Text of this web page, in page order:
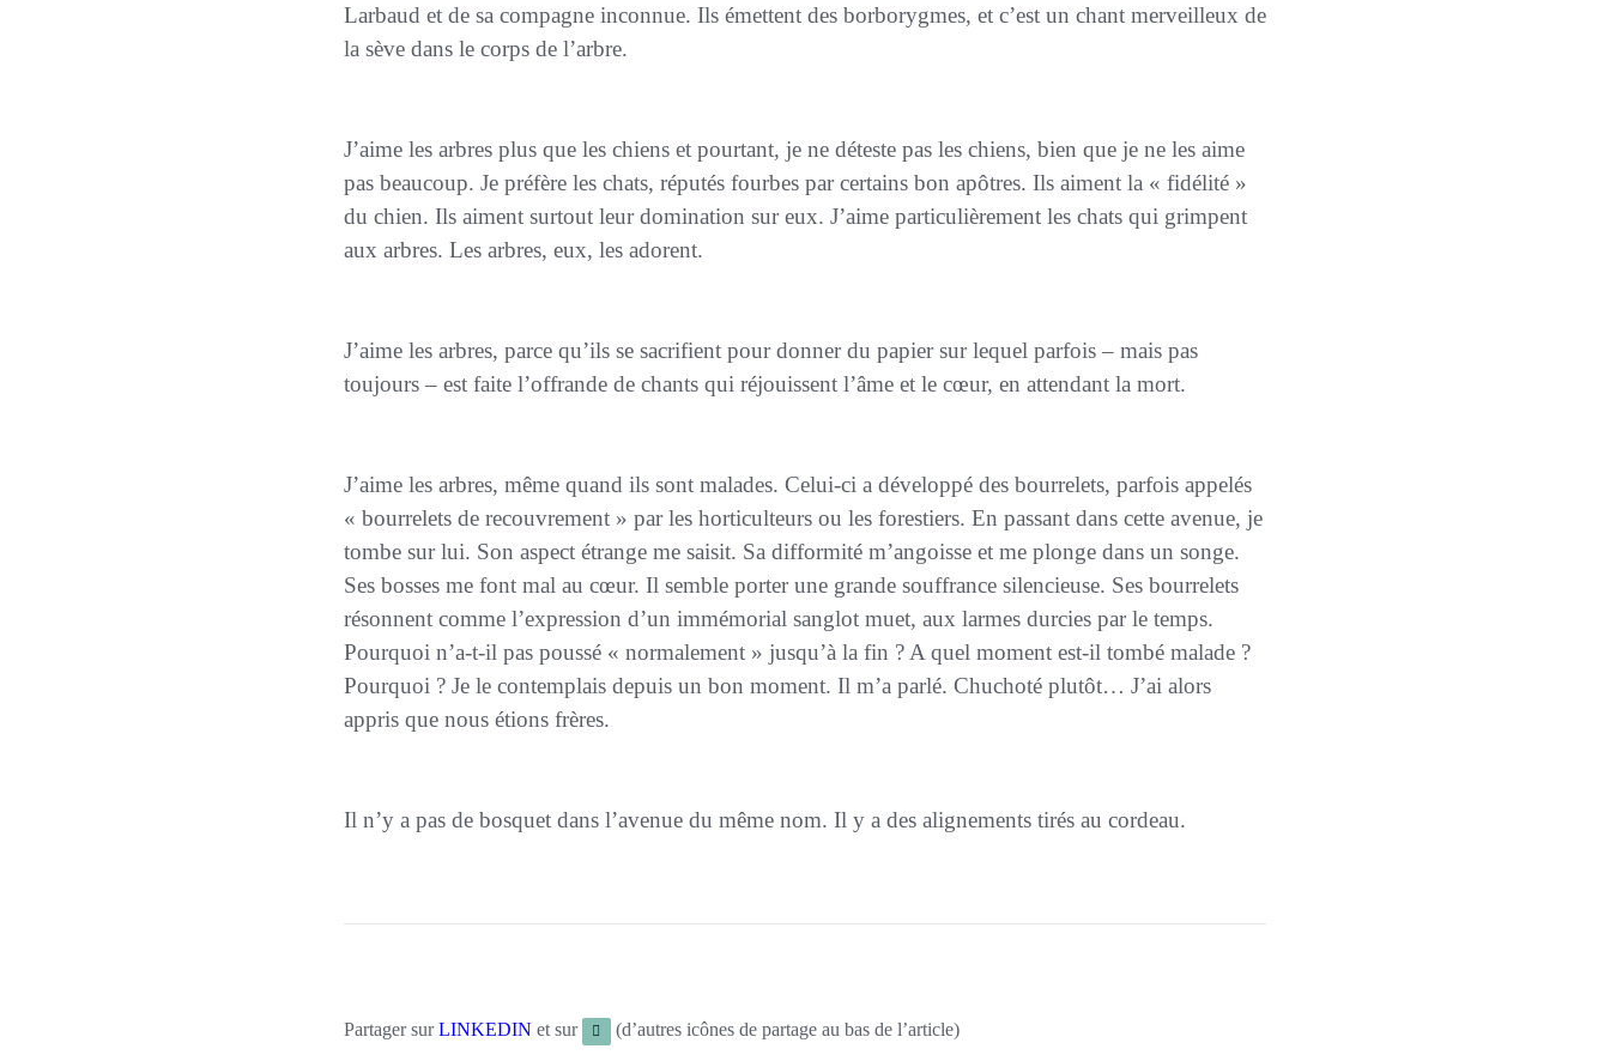
Larbaud et de sa compagne inconnue. Ils émettent des borborygmes, et c’est un chant merveilleux de
la sève dans le corps de l’arbre.
J’aime les arbres plus que les chiens et pourtant, je ne déteste pas les chiens, bien que je ne les aime
pas beaucoup. Je préfère les chats, réputés fourbes par certains bon apôtres. Ils aiment la « fidélité »
du chien. Ils aiment surtout leur domination sur eux. J’aime particulièrement les chats qui grimpent
aux arbres. Les arbres, eux, les adorent.
J’aime les arbres, parce qu’ils se sacrifient pour donner du papier sur lequel parfois – mais pas
toujours – est faite l’offrande de chants qui réjouissent l’âme et le cœur, en attendant la mort.
J’aime les arbres, même quand ils sont malades. Celui-ci a développé des bourrelets, parfois appelés
« bourrelets de recouvrement » par les horticulteurs ou les forestiers. En passant dans cette avenue, je
tombe sur lui. Son aspect étrange me saisit. Sa difformité m’angoisse et me plonge dans un songe.
Ses bosses me font mal au cœur. Il semble porter une grande souffrance silencieuse. Ses bourrelets
résonnent comme l’expression d’un immémorial sanglot muet, aux larmes durcies par le temps.
Pourquoi n’a-t-il pas poussé « normalement » jusqu’à la fin ? A quel moment est-il tombé malade ?
Pourquoi ? Je le contemplais depuis un bon moment. Il m’a parlé. Chuchoté plutôt… J’ai alors
appris que nous étions frères.
Il n’y a pas de bosquet dans l’avenue du même nom. Il y a des alignements tirés au cordeau.
Partager surLINKEDIN et sur (d’autres icônes de partage au bas de l’article)